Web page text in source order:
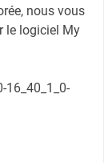
nous vous
le logiciel My